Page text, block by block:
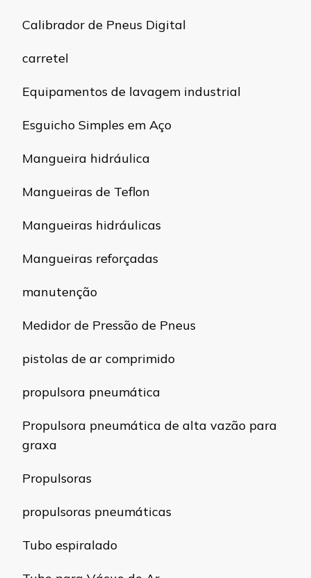
Calibrador de Pneus Digital
carretel
Equipamentos de lavagem industrial
Esguicho Simples em Aço
Mangueira hidráulica
Mangueiras de Teflon
Mangueiras hidráulicas
Mangueiras reforçadas
manutenção
Medidor de Pressão de Pneus
pistolas de ar comprimido
propulsora pneumática
Propulsora pneumática de alta vazão para
graxa
Propulsoras
propulsoras pneumáticas
Tubo espiralado